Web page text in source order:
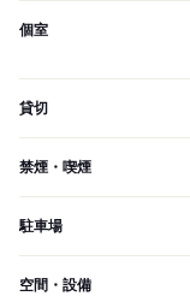
個室
貸切
禁煙・喫煙
駐車場
空間・設備